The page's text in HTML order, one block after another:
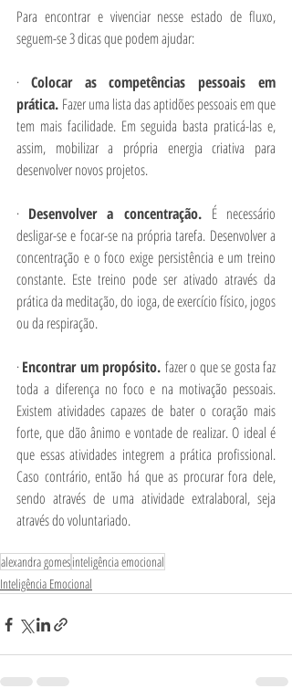
Para encontrar e vivenciar nesse estado de fluxo,
seguem-se 3 dicas que podem ajudar:
· Colocar as competências pessoais em
prática. Fazer uma lista das aptidões pessoais em que
tem mais facilidade. Em seguida basta praticá-las e,
assim, mobilizar a própria energia criativa para
desenvolver novos projetos.
· Desenvolver a concentração. É necessário
desligar-se e focar-se na própria tarefa. Desenvolver a
concentração e o foco exige persistência e um treino
constante. Este treino pode ser ativado através da
prática da meditação, do ioga, de exercício físico, jogos
ou da respiração.
· Encontrar um propósito. fazer o que se gosta faz
toda a diferença no foco e na motivação pessoais.
Existem atividades capazes de bater o coração mais
forte, que dão ânimo e vontade de realizar. O ideal é
que essas atividades integrem a prática profissional.
Caso contrário, então há que as procurar fora dele,
sendo através de uma atividade extralaboral, seja
através do voluntariado.
alexandra gomesinteligência emocional
Inteligência Emocional